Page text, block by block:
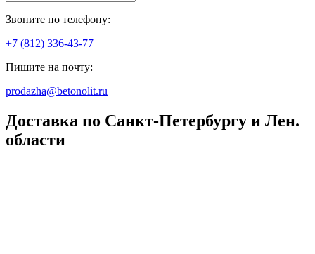
Звоните по телефону:
+7 (812) 336-43-77
Пишите на почту:
prodazha@betonolit.ru
Доставка по Санкт-Петербургу и Лен.
области